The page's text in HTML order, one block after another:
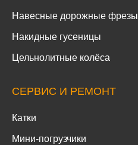
Навесные дорожные фрезы
Накидные гусеницы
Цельнолитные колёса
СЕРВИС И РЕМОНТ
Катки
Мини-погрузчики